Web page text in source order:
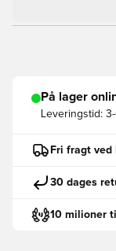
På lager
Leveringstid:
Fri fragt
30 dages
10 milioner